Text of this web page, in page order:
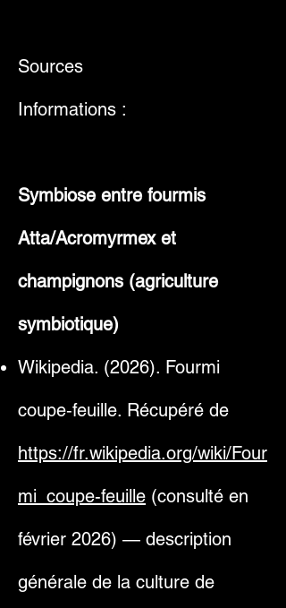
Sources
Informations :
Symbiose entre fourmis
Atta/Acromyrmex et
champignons (agriculture
symbiotique)
Wikipedia. (2026). Fourmi
coupe‑feuille. Récupéré de
https://fr.wikipedia.org/wiki/Four
mi_coupe-feuille (consulté en
février 2026) — description
générale de la culture de